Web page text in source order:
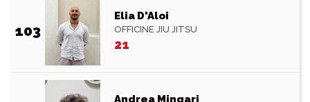
103
Elia D'Aloi
OFFICINE JIU JITSU
21
Andrea Mingari